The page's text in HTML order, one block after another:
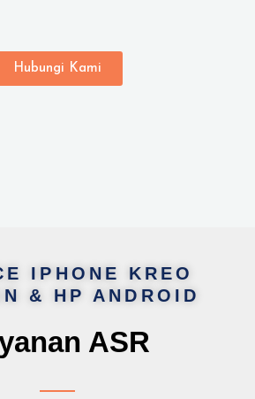
Hubungi Kami
IPHONE KREO
& HP ANDROID
ASR